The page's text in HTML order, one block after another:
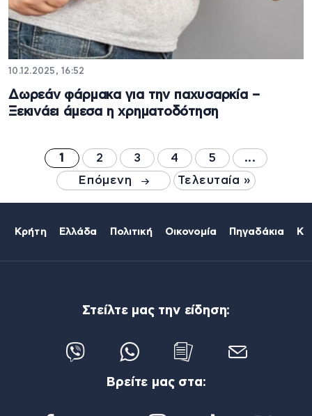
10.12.2025, 16:52
Δωρεάν φάρμακα για την παχυσαρκία –
Ξεκινάει άμεσα η χρηματοδότηση
1 2 3 4 5
...
Επόμενη
Τελευταία »
Κρήτη Ελλάδα Πολιτική Οικονομία Πηγαδάκια
Στείλτε μας την είδηση:
Βρείτε μας στα: